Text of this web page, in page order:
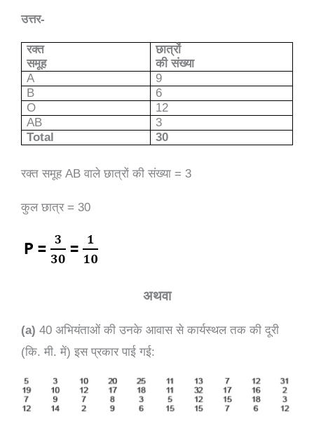
उत्तर-
रक्त
समूह
छात्रों
की संख्या
A
9
B
6
O
12
AB
3
Total
30
रक्त समूह AB वाले छात्रों की संख्या = 3
कुल छात्र = 30
अथवा
(a) 40 अभियंताओं की उनके आवास से कार्यस्थल तक की दूरी
(कि. मी. में) इस प्रकार पाई गई: